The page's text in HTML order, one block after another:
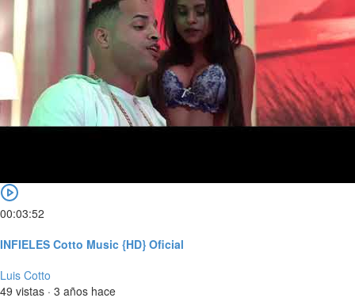
00:03:52
INFIELES Cotto Music {HD} Oficial
Luis Cotto
49 vistas · 3 años hace